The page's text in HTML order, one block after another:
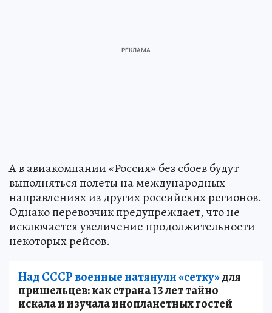
А в авиакомпании «Россия» без сбоев будут
выполняться полеты на международных
направлениях из других российских регионов.
Однако перевозчик предупреждает, что не
исключается увеличение продолжительности
некоторых рейсов.
Над СССР военные натянули «сетку»для
пришельцев: как страна 13 лет тайно
искала и изучала инопланетных гостей